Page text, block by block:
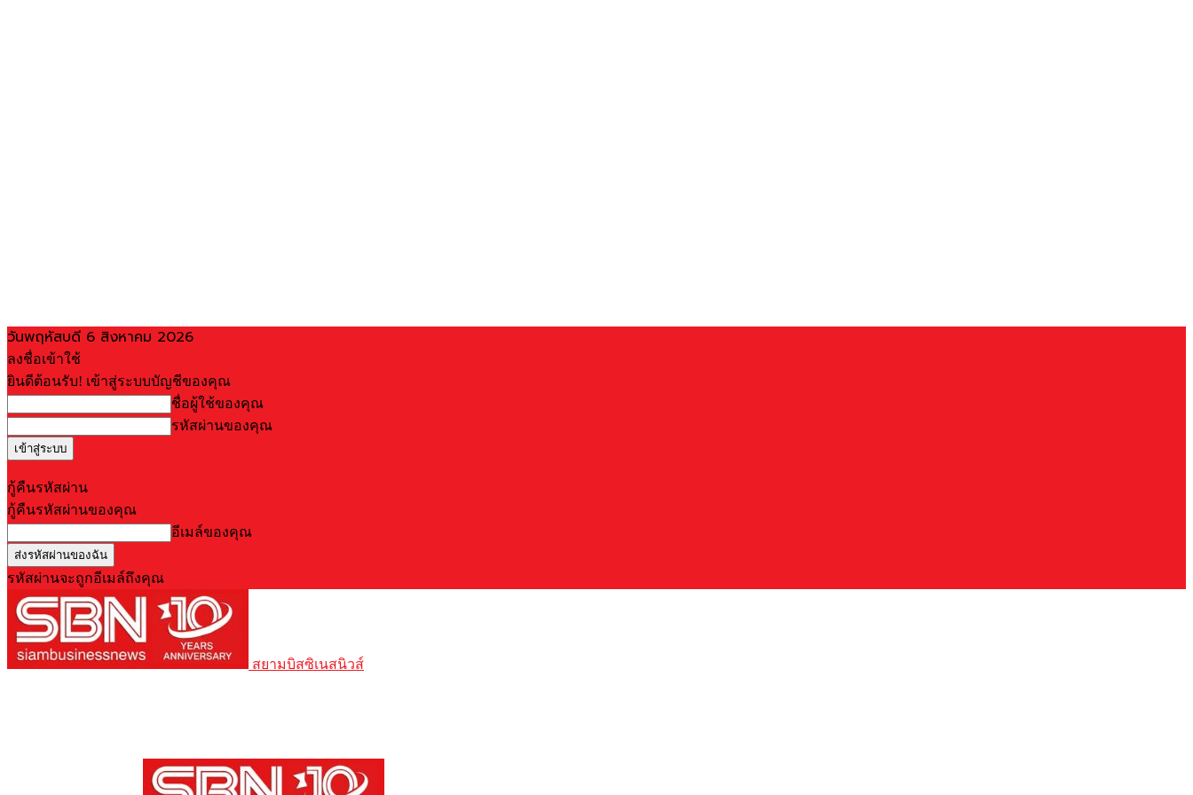
วันพฤหัสบดี 6 สิงหาคม 2026
ลงชื่อเข้าใช้
ยินดีต้อนรับ! เข้าสู่ระบบบัญชีของคุณ
ชื่อผู้ใช้ของคุณ
รหัสผ่านของคุณ
กู้คืนรหัสผ่าน
กู้คืนรหัสผ่านของคุณ
อีเมล์ของคุณ
รหัสผ่านจะถูกอีเมล์ถึงคุณ
สยามบิสซิเนสนิวส์